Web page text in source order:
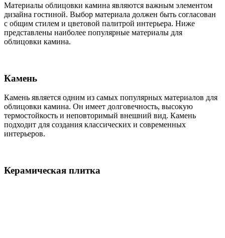
Материалы облицовки камина являются важным элементом
дизайна гостиной. Выбор материала должен быть согласован
с общим стилем и цветовой палитрой интерьера. Ниже
представлены наиболее популярные материалы для
облицовки камина.
Камень
Камень является одним из самых популярных материалов для
облицовки камина. Он имеет долговечность, высокую
термостойкость и неповторимый внешний вид. Камень
подходит для создания классических и современных
интерьеров.
Керамическая плитка